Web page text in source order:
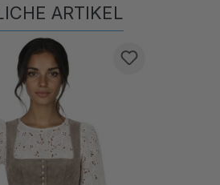
Produktgalerie überspringen